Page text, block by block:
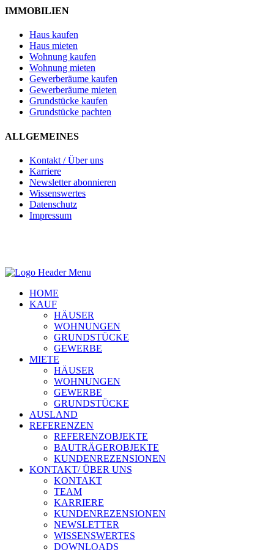
IMMOBILIEN
Haus kaufen
Haus mieten
Wohnung kaufen
Wohnung mieten
Gewerberäume kaufen
Gewerberäume mieten
Grundstücke kaufen
Grundstücke pachten
ALLGEMEINES
Kontakt / Über uns
Karriere
Newsletter abonnieren
Wissenswertes
Datenschutz
Impressum
HOME
KAUF
HÄUSER
WOHNUNGEN
GRUNDSTÜCKE
GEWERBE
MIETE
HÄUSER
WOHNUNGEN
GEWERBE
GRUNDSTÜCKE
AUSLAND
REFERENZEN
REFERENZOBJEKTE
BAUTRÄGEROBJEKTE
KUNDENREZENSIONEN
KONTAKT/ ÜBER UNS
KONTAKT
TEAM
KARRIERE
KUNDENREZENSIONEN
NEWSLETTER
WISSENSWERTES
DOWNLOADS